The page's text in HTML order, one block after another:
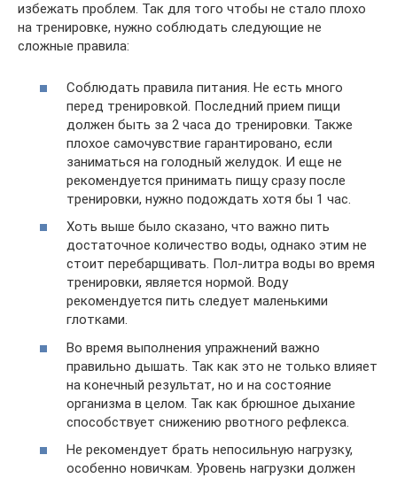
избежать проблем. Так для того чтобы не стало плохо
на тренировке, нужно соблюдать следующие не
сложные правила:
Соблюдать правила питания. Не есть много
перед тренировкой. Последний прием пищи
должен быть за 2 часа до тренировки. Также
плохое самочувствие гарантировано, если
заниматься на голодный желудок. И еще не
рекомендуется принимать пищу сразу после
тренировки, нужно подождать хотя бы 1 час.
Хоть выше было сказано, что важно пить
достаточное количество воды, однако этим не
стоит перебарщивать. Пол-литра воды во время
тренировки, является нормой. Воду
рекомендуется пить следует маленькими
глотками.
Во время выполнения упражнений важно
правильно дышать. Так как это не только влияет
на конечный результат, но и на состояние
организма в целом. Так как брюшное дыхание
способствует снижению рвотного рефлекса.
Не рекомендует брать непосильную нагрузку,
особенно новичкам. Уровень нагрузки должен